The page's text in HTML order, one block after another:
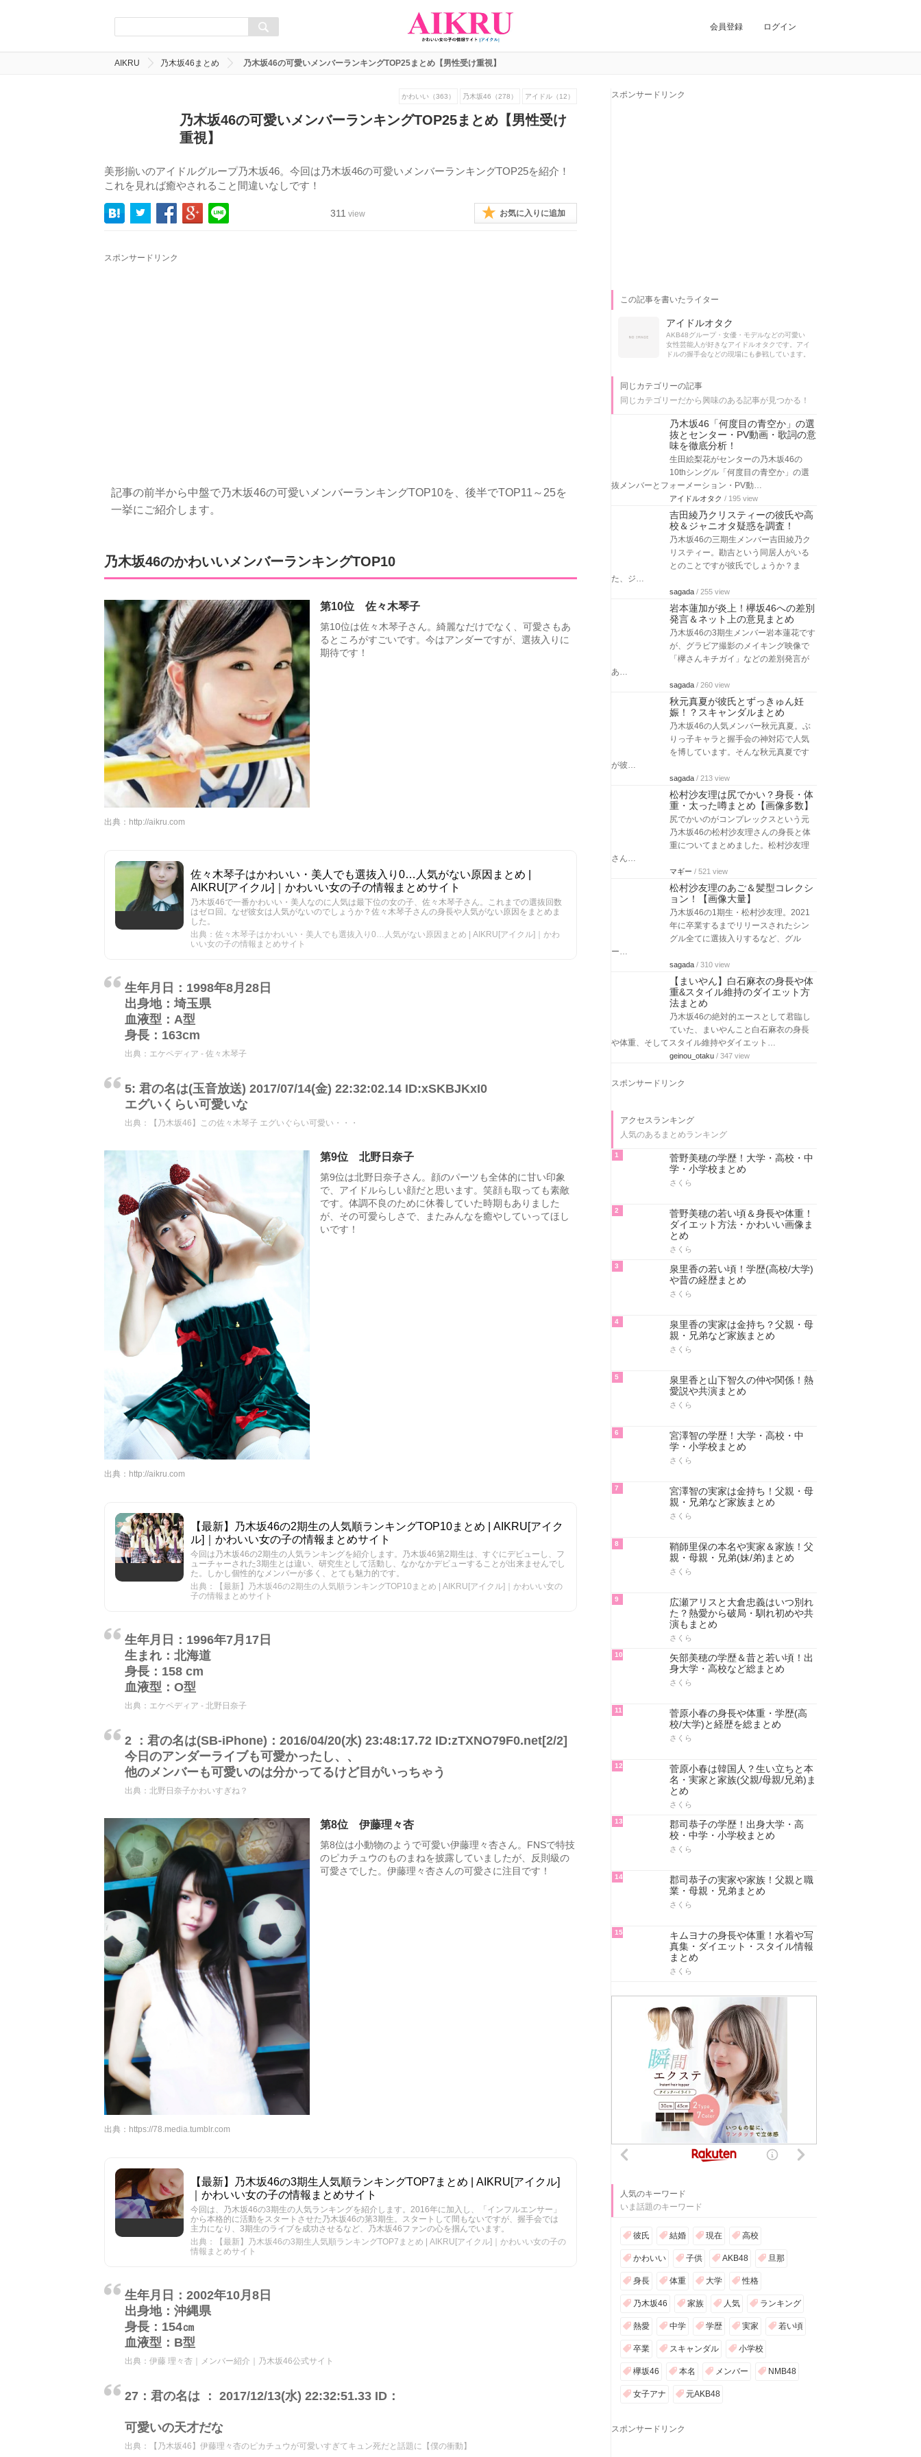
会員登録 ログイン
AIKRU 乃木坂46まとめ 乃木坂46の可愛いメンバーランキングTOP25まとめ【男性受け重視】
かわいい（363） 乃木坂46（278） アイドル（12）
乃木坂46の可愛いメンバーランキングTOP25まとめ【男性受け
重視】
美形揃いのアイドルグループ乃木坂46。今回は乃木坂46の可愛いメンバーランキングTOP25を紹介！
これを見れば癒やされること間違いなしです！
311 view お気に入りに追加
スポンサードリンク
記事の前半から中盤で乃木坂46の可愛いメンバーランキングTOP10を、後半でTOP11～25を
一挙にご紹介します。
乃木坂46のかわいいメンバーランキングTOP10
第10位 佐々木琴子
第10位は佐々木琴子さん。綺麗なだけでなく、可愛さもあ
るところがすごいです。今はアンダーですが、選抜入りに
期待です！
出典： http://aikru.com
佐々木琴子はかわいい・美人でも選抜入り0…人気がない原因まとめ |
AIKRU[アイクル]｜かわいい女の子の情報まとめサイト
乃木坂46で一番かわいい・美人なのに人気は最下位の女の子、佐々木琴子さん。これまでの選抜回数
はゼロ回。なぜ彼女は人気がないのでしょうか？佐々木琴子さんの身長や人気がない原因をまとめま
した。
出典：佐々木琴子はかわいい・美人でも選抜入り0…人気がない原因まとめ | AIKRU[アイクル]｜かわ
いい女の子の情報まとめサイト
生年月日：1998年8月28日
出身地：埼玉県
血液型：A型
身長：163cm
出典： エケペディア - 佐々木琴子
5: 君の名は(玉音放送) 2017/07/14(金) 22:32:02.14 ID:xSKBJKxI0
エグいくらい可愛いな
出典： 【乃木坂46】この佐々木琴子 エグいぐらい可愛い・・・
第9位 北野日奈子
第9位は北野日奈子さん。顔のパーツも全体的に甘い印象
で、アイドルらしい顔だと思います。笑顔も取っても素敵
です。体調不良のために休養していた時期もありました
が、その可愛らしさで、またみんなを癒やしていってほし
いです！
出典： http://aikru.com
【最新】乃木坂46の2期生の人気順ランキングTOP10まとめ | AIKRU[アイク
ル]｜かわいい女の子の情報まとめサイト
今回は乃木坂46の2期生の人気ランキングを紹介します。乃木坂46第2期生は、すぐにデビューし、フ
ューチャーされた3期生とは違い、研究生として活動し、なかなかデビューすることが出来ませんでし
た。しかし個性的なメンバーが多く、とても魅力的です。
出典：【最新】乃木坂46の2期生の人気順ランキングTOP10まとめ | AIKRU[アイクル]｜かわいい女の
子の情報まとめサイト
生年月日：1996年7月17日
生まれ：北海道
身長：158 cm
血液型：O型
出典： エケペディア - 北野日奈子
2 ：君の名は(SB-iPhone)：2016/04/20(水) 23:48:17.72 ID:zTXNO79F0.net[2/2]
今日のアンダーライブも可愛かったし、、
他のメンバーも可愛いのは分かってるけど目がいっちゃう
出典： 北野日奈子かわいすぎね？
第8位 伊藤理々杏
第8位は小動物のようで可愛い伊藤理々杏さん。FNSで特技
のピカチュウのものまねを披露していましたが、反則級の
可愛さでした。伊藤理々杏さんの可愛さに注目です！
出典： https://78.media.tumblr.com
【最新】乃木坂46の3期生人気順ランキングTOP7まとめ | AIKRU[アイクル]
｜かわいい女の子の情報まとめサイト
今回は、乃木坂46の3期生の人気ランキングを紹介します。2016年に加入し、「インフルエンサー」
から本格的に活動をスタートさせた乃木坂46の第3期生。スタートして間もないですが、握手会では
主力になり、3期生のライブを成功させるなど、乃木坂46ファンの心を掴んでいます。
出典：【最新】乃木坂46の3期生人気順ランキングTOP7まとめ | AIKRU[アイクル]｜かわいい女の子の
情報まとめサイト
生年月日：2002年10月8日
出身地：沖縄県
身長：154㎝
血液型：B型
出典： 伊藤 理々杏｜メンバー紹介｜乃木坂46公式サイト
27：君の名は ： 2017/12/13(水) 22:32:51.33 ID：
可愛いの天才だな
出典： 【乃木坂46】伊藤理々杏のピカチュウが可愛いすぎてキュン死だと話題に【僕の衝動】
スポンサードリンク
この記事を書いたライター
アイドルオタク
AKB48グループ・女優・モデルなどの可愛い
女性芸能人が好きなアイドルオタクです。アイ
ドルの握手会などの現場にも参戦しています。
同じカテゴリーの記事
同じカテゴリーだから興味のある記事が見つかる！
乃木坂46「何度目の青空か」の選
抜とセンター・PV動画・歌詞の意
味を徹底分析！
生田絵梨花がセンターの乃木坂46の
10thシングル「何度目の青空か」の選
抜メンバーとフォーメーション・PV動…
アイドルオタク / 195 view
吉田綾乃クリスティーの彼氏や高
校＆ジャニオタ疑惑を調査！
乃木坂46の三期生メンバー吉田綾乃ク
リスティー。勘吉という同居人がいる
とのことですが彼氏でしょうか？ま
た、ジ…
sagada / 255 view
岩本蓮加が炎上！欅坂46への差別
発言＆ネット上の意見まとめ
乃木坂46の3期生メンバー岩本蓮花です
が、グラビア撮影のメイキング映像で
「欅さんキチガイ」などの差別発言が
あ…
sagada / 260 view
秋元真夏が彼氏とずっきゅん妊
娠！？スキャンダルまとめ
乃木坂46の人気メンバー秋元真夏。ぶ
りっ子キャラと握手会の神対応で人気
を博しています。そんな秋元真夏です
が彼…
sagada / 213 view
松村沙友理は尻でかい？身長・体
重・太った噂まとめ【画像多数】
尻でかいのがコンプレックスという元
乃木坂46の松村沙友理さんの身長と体
重についてまとめました。松村沙友理
さん…
マギー / 521 view
松村沙友理のあご＆髪型コレクシ
ョン！【画像大量】
乃木坂46の1期生・松村沙友理。2021
年に卒業するまでリリースされたシン
グル全てに選抜入りするなど、グル
ー…
sagada / 310 view
【まいやん】白石麻衣の身長や体
重&スタイル維持のダイエット方
法まとめ
乃木坂46の絶対的エースとして君臨し
ていた、まいやんこと白石麻衣の身長
や体重、そしてスタイル維持やダイエット…
geinou_otaku / 347 view
スポンサードリンク
アクセスランキング
人気のあるまとめランキング
1
菅野美穂の学歴！大学・高校・中
学・小学校まとめ
さくら
2
菅野美穂の若い頃＆身長や体重！
ダイエット方法・かわいい画像ま
とめ
さくら
3
泉里香の若い頃！学歴(高校/大学)
や昔の経歴まとめ
さくら
4
泉里香の実家は金持ち？父親・母
親・兄弟など家族まとめ
さくら
5
泉里香と山下智久の仲や関係！熱
愛説や共演まとめ
さくら
6
宮澤智の学歴！大学・高校・中
学・小学校まとめ
さくら
7
宮澤智の実家は金持ち！父親・母
親・兄弟など家族まとめ
さくら
8
鞘師里保の本名や実家＆家族！父
親・母親・兄弟(妹/弟)まとめ
さくら
9
広瀬アリスと大倉忠義はいつ別れ
た？熱愛から破局・馴れ初めや共
演もまとめ
さくら
10
矢部美穂の学歴＆昔と若い頃！出
身大学・高校など総まとめ
さくら
11
菅原小春の身長や体重・学歴(高
校/大学)と経歴を総まとめ
さくら
12
菅原小春は韓国人？生い立ちと本
名・実家と家族(父親/母親/兄弟)ま
とめ
さくら
13
郡司恭子の学歴！出身大学・高
校・中学・小学校まとめ
さくら
14
郡司恭子の実家や家族！父親と職
業・母親・兄弟まとめ
さくら
15
キムヨナの身長や体重！水着や写
真集・ダイエット・スタイル情報
まとめ
さくら
人気のキーワード
いま話題のキーワード
彼氏 結婚 現在 高校
かわいい 子供 AKB48 旦那
身長 体重 大学 性格
乃木坂46 家族 人気 ランキング
熱愛 中学 学歴 実家 若い頃
卒業 スキャンダル 小学校
欅坂46 本名 メンバー NMB48
女子アナ 元AKB48
スポンサードリンク